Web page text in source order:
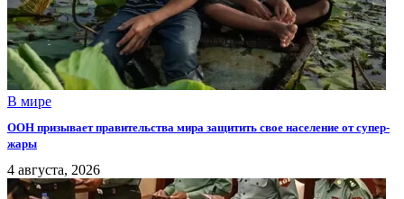
В мире
ООН призывает правительства мира защитить свое население от супер-
жары
4 августа, 2026